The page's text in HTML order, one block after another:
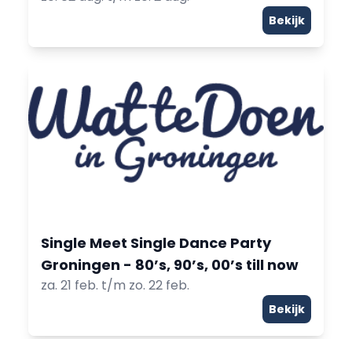
Bekijk
Single Meet Single Dance Party
Groningen - 80’s, 90’s, 00’s till now
za. 21 feb. t/m zo. 22 feb.
Bekijk